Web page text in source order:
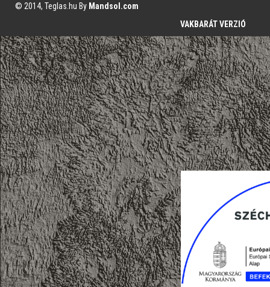
© 2014, Teglas.hu By Mandsol.com
VAKBARÁT VERZIÓ